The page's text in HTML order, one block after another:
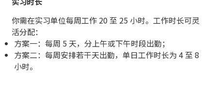
你需在实习单位每周工作 20 至 25 小时。工作时长可灵
活分配：
方案一：每周 5 天，分上午或下午时段出勤；
方案二：每周安排若干天出勤，单日工作时长为 4 至 8
小时。